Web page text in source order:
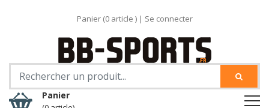
Panier (0article ) | Se connecter
Panier